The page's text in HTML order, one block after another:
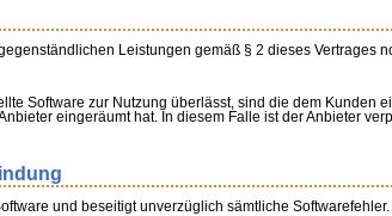
Leistungen gemäß § 2 dieses Vertrages
Software zur Nutzung überlässt, sind die dem Kunden
eingeräumt hat. In diesem Falle ist der Anbieter
und beseitigt unverzüglich sämtliche Softwarefehler.